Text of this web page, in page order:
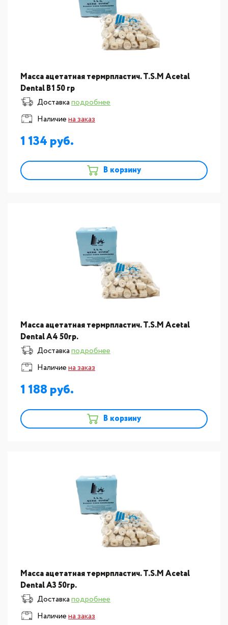
Масса ацетатная термрпластич. T.S.M Acetal
Dental В1 50 гр
Доставкаподробнее
Наличиена заказ
1 134
В корзину
Масса ацетатная термрпластич. T.S.M Acetal
Dental A4 50гр.
Доставкаподробнее
Наличиена заказ
1 188
В корзину
Масса ацетатная термрпластич. T.S.M Acetal
Dental A3 50гр.
Доставкаподробнее
Наличиена заказ